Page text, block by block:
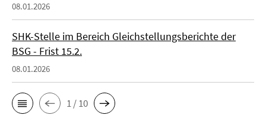
08.01.2026
SHK-Stelle im Bereich Gleichstellungsberichte der
BSG - Frist 15.2.
08.01.2026
1 / 10